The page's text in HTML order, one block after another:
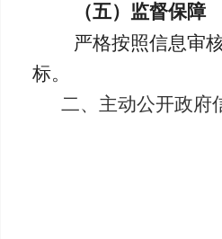
（五）监督保障
严格按照信息审
标。
二、主动公开政府